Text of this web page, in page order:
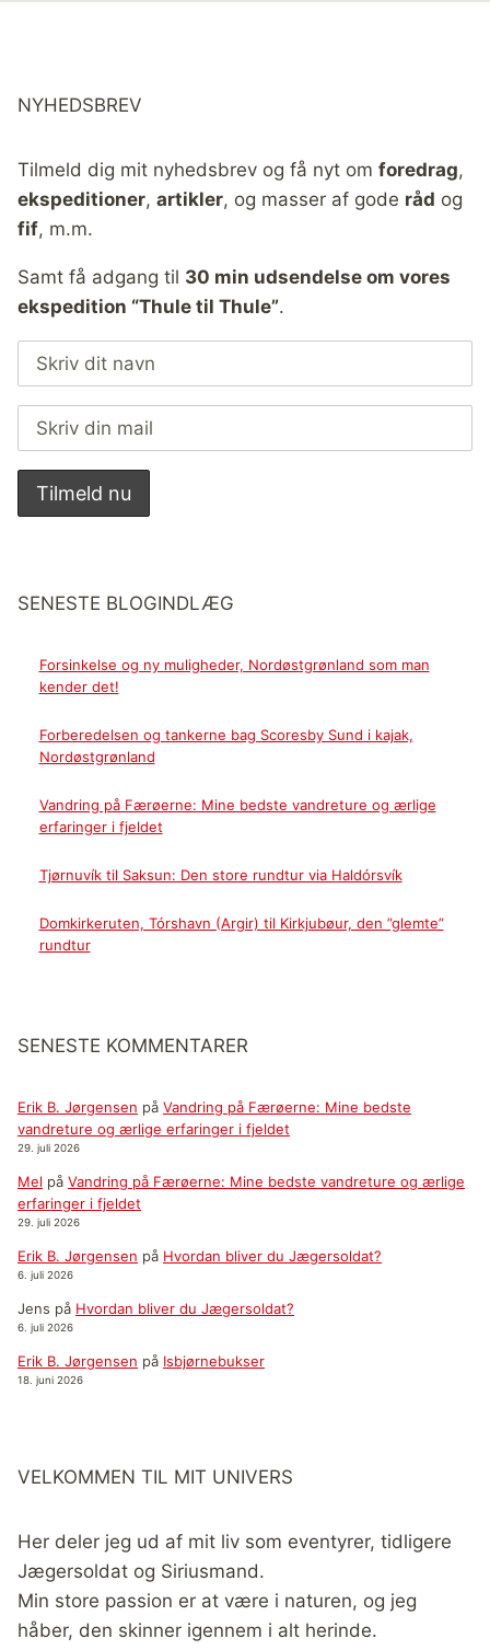
NYHEDSBREV
Tilmeld dig mit nyhedsbrev og få nyt om foredrag,
ekspeditioner, artikler, og masser af gode råd og
fif, m.m.
Samt få adgang til 30 min udsendelse om vores
ekspedition “Thule til Thule”.
SENESTE BLOGINDLÆG
Forsinkelse og ny muligheder, Nordøstgrønland som man
kender det!
Forberedelsen og tankerne bag Scoresby Sund i kajak,
Nordøstgrønland
Vandring på Færøerne: Mine bedste vandreture og ærlige
erfaringer i fjeldet
Tjørnuvík til Saksun: Den store rundtur via Haldórsvík
Domkirkeruten, Tórshavn (Argir) til Kirkjubøur, den ”glemte”
rundtur
SENESTE KOMMENTARER
Erik B. Jørgensen på Vandring på Færøerne: Mine bedste
vandreture og ærlige erfaringer i fjeldet
29. juli 2026
Mel på Vandring på Færøerne: Mine bedste vandreture og ærlige
erfaringer i fjeldet
29. juli 2026
Erik B. Jørgensen på Hvordan bliver du Jægersoldat?
6. juli 2026
Jens på Hvordan bliver du Jægersoldat?
6. juli 2026
Erik B. Jørgensen på Isbjørnebukser
18. juni 2026
VELKOMMEN TIL MIT UNIVERS
Her deler jeg ud af mit liv som eventyrer, tidligere
Jægersoldat og Siriusmand.
Min store passion er at være i naturen, og jeg
håber, den skinner igennem i alt herinde.